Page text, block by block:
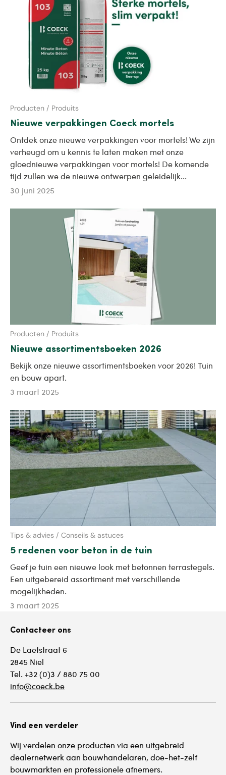
Producten / Produits
Nieuwe verpakkingen Coeck mortels
Ontdek onze nieuwe verpakkingen voor mortels! We zijn
verheugd om u kennis te laten maken met onze
gloednieuwe verpakkingen voor mortels! De komende
tijd zullen we de nieuwe ontwerpen geleidelijk...
30 juni 2025
Producten / Produits
Nieuwe assortimentsboeken 2026
Bekijk onze nieuwe assortimentsboeken voor 2026! Tuin
en bouw apart.
3 maart 2025
Tips & advies / Conseils & astuces
5 redenen voor beton in de tuin
Geef je tuin een nieuwe look met betonnen terrastegels.
Een uitgebereid assortiment met verschillende
mogelijkheden.
3 maart 2025
Contacteer ons
De Laetstraat 6
2845 Niel
Tel. +32 (0)3 / 880 75 00
info@coeck.be
Vind een verdeler
Wij verdelen onze producten via een uitgebreid
dealernetwerk aan bouwhandelaren, doe-het-zelf
bouwmarkten en professionele afnemers.